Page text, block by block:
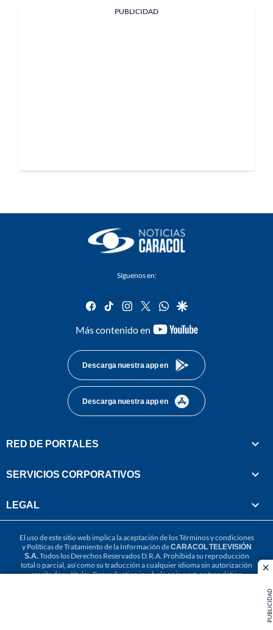
PUBLICIDAD
PUBLICIDAD
Síguenos en:
facebook
tiktok instagram
twitterwhatsapp
google
Más contenido en
youtube-
Descarga nuestra app en
Descarga nuestra app en
RED DE PORTALES
SERVICIOS CORPORATIVOS
LEGAL
El uso de este sitio web implica la aceptación de losTérminos y condiciones
y Políticas de Tratamiento de la Información deCARACOL TELEVISIÓN
S.A.Todos los Derechos Reservados D.R.A. Prohibida su reproducción
total o parcial, así como su traducción a cualquier idioma sin autorización
escrita de su titular. Reproduction in whole or in part, or translation